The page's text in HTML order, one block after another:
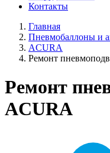
Контакты
Главная
Пневмобаллоны и
ACURA
Ремонт
Ремонт
ACURA